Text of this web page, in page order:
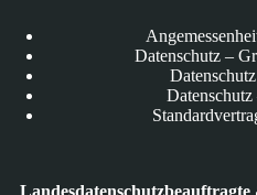
Datenschutz –